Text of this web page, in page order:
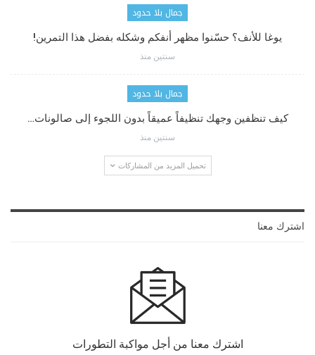
جمال بلا حدود
يوغا للأنف؟ حسّنوا مظهر أنفكم وشكله بفضل هذا التمرين!
سنتين منذ
جمال بلا حدود
كيف تنظفين وجهك تنظيفاً عميقاً بدون اللجوء إلى صالونات…
سنتين منذ
تحميل المزيد من المشاركات
اشترك معنا
اشترك معنا من أجل مواكبة التطورات